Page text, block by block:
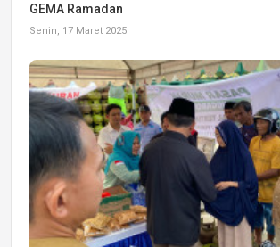
GEMA Ramadan
Senin, 17 Maret 2025